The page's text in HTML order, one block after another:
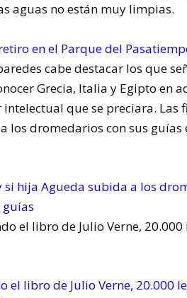
aguas no están muy limpias.
cabe destacar los que
Grecia, Italia y Egipto en
que se preciara. Las
los dromedarios con sus guías
el libro de Julio Verne,